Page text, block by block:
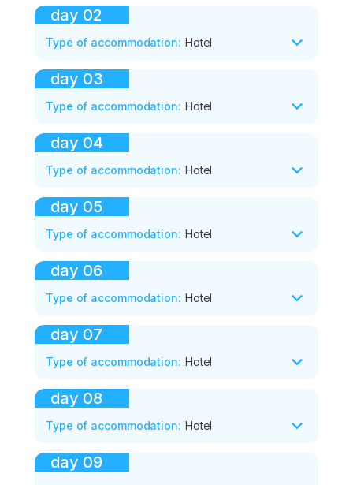
day 02
Type of accommodation: Hotel
day 03
Type of accommodation: Hotel
day 04
Type of accommodation: Hotel
day 05
Type of accommodation: Hotel
day 06
Type of accommodation: Hotel
day 07
Type of accommodation: Hotel
day 08
Type of accommodation: Hotel
day 09